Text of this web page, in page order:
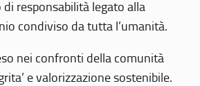
responsabilità legato alla
condiviso da tutta l’umanità.
nei confronti della comunità
e valorizzazione sostenibile.